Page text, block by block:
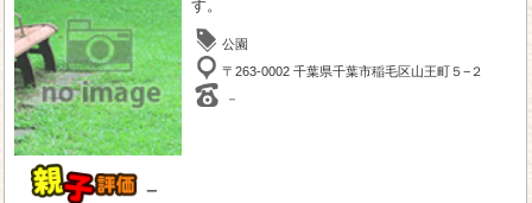
－
す。
公園
〒263-0002 千葉県千葉市稲毛区山王町５−２
－